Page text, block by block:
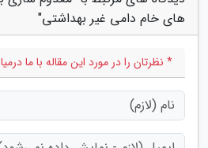
های خام دامی غیر بهداشتی"
* نظرتان را در مورد این مقاله با ما